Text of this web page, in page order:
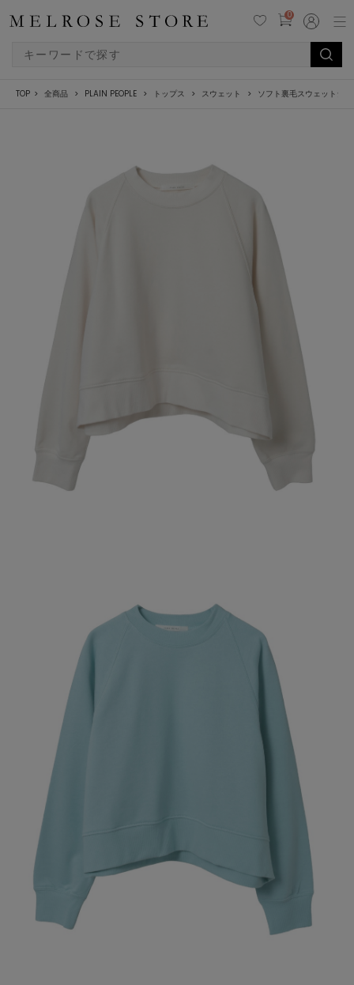
0
TOP 全商品 PLAIN PEOPLE トップス スウェット ソフト裏毛スウェットシャ